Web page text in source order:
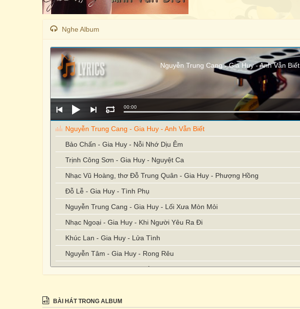
Nghe Album
Nguyễn Trung Cang - Gia Huy - Anh Vẫn Biết
00:00
Nguyễn Trung Cang - Gia Huy - Anh Vẫn Biết
Bảo Chấn - Gia Huy - Nỗi Nhớ Dịu Êm
Trịnh Công Sơn - Gia Huy - Nguyệt Ca
Nhạc Vũ Hoàng, thơ Đỗ Trung Quân - Gia Huy - Phượng Hồng
Đỗ Lễ - Gia Huy - Tình Phụ
Nguyễn Trung Cang - Gia Huy - Lối Xưa Mòn Mỏi
Nhạc Ngoại - Gia Huy - Khi Người Yêu Ra Đi
Khúc Lan - Gia Huy - Lửa Tình
Nguyễn Tâm - Gia Huy - Rong Rêu
Khánh Băng - Gia Huy - Nếu Một Ngày
BÀI HÁT TRONG ALBUM